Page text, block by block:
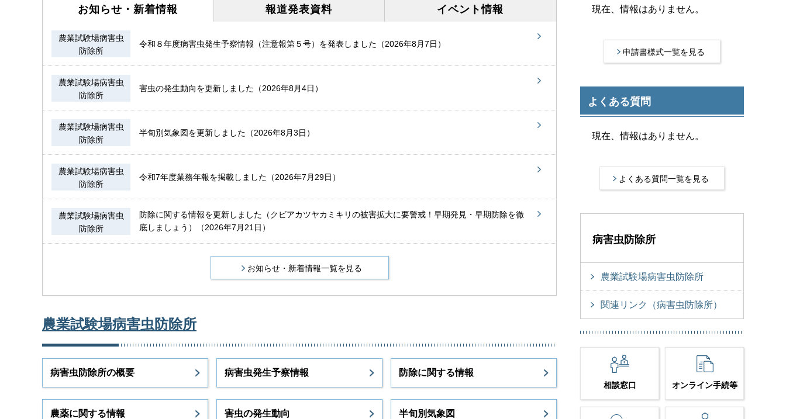
お知らせ・ 新着情報
農業試験場病害虫
防除所
令和８年度病害虫発生予察情報（注意報第５号）を発表しました（2026年8月7日）
農業試験場病害虫
防除所
害虫の発生動向を更新しました（2026年8月4日）
農業試験場病害虫
防除所
半旬別気象図を更新しました（2026年8月3日）
農業試験場病害虫
防除所
令和7年度業務年報を掲載しました（2026年7月29日）
農業試験場病害虫
防除所
防除に関する情報を更新しました（クビアカツヤカミキリの被害拡大に要警戒！早期発見・早期防除を徹
底しましょう）（2026年7月21日）
お知らせ・新着情報一覧を見る
報道発表資料 イベント情報
農業試験場病害虫防除所
病害虫防除所の概要 病害虫発生予察情報 防除に関する情報
農薬に関する情報 害虫の発生動向 半旬別気象図
現在、情報はありません。
申請書様式一覧を見る
よくある質問
現在、情報はありません。
よくある質問一覧を見る
病害虫防除所
農業試験場病害虫防除所
関連リンク（病害虫防除所）
相談窓口 オンライン手続等